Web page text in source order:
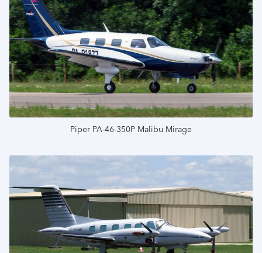
Подробнее
Подробнее
Piper PA-46-350P Malibu Mirage